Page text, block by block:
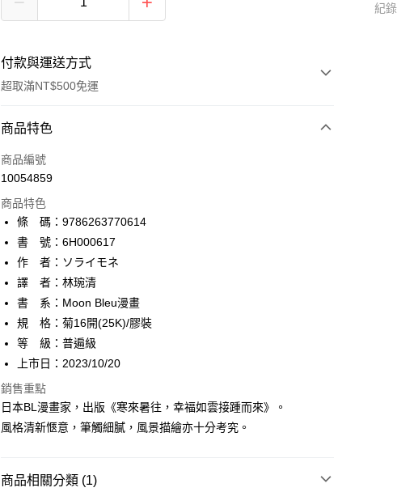
付款與運送方式
超取滿NT$500免運
付款方式
信用卡一次付款
AFTEE先享後付
相關說明
AFTEE先享後付是「在收到商品之後才付款」的支付方式。 讓您購物簡單
便利好安心！
１．簡單：不需註冊會員、不需綁卡、不需儲值。
２．便利：只要手機號碼，簡訊認證，即可結帳。
３．安心：先確認商品／服務後，再付款。
１．於結帳方式選擇「AFTEE先享後付」後，將跳轉至「AFTEE先享後
付」結帳頁面，進行簡訊認證並確認金額後，即可完成結帳。
２．訂單成立數日內，您將收到繳費通知簡訊。
３．收到繳費通知簡訊後14天內，點擊此簡訊中的連結，可透過四大超商
／ATM／網路銀行／等多元方式進行付款，方視為交易完成。
※ 交易是否成功請以「AFTEE先享後付 」之結帳頁面顯示為準，若有關於
ATM付款
運送方式
全家取貨付款
每筆NT$80，滿NT$500(含以上)免運費
付款後全家取貨
每筆NT$80，滿NT$500(含以上)免運費
每筆NT$80，滿NT$500(含以上)免運費
商品特色
商品編號
10054859
商品特色
條 碼：9786263770614
書 號：6H000617
作 者：ソライモネ
譯 者：林琬清
書 系：Moon Bleu漫畫
規 格：菊16開(25K)/膠裝
等 級：普遍級
上市日：2023/10/20
銷售重點
日本BL漫畫家，出版《寒來暑往，幸福如雲接踵而來》。
風格清新愜意，筆觸細膩，風景描繪亦十分考究。
商品相關分類 (1)
紀錄